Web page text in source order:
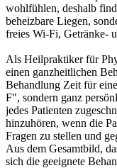
wohlfühlen, deshalb
beheizbare Liegen,
freies Wi-Fi, Getränke-
Als Heilpraktiker für
einen ganzheitlichen
Behandlung Zeit für
F", sondern ganz
jedes Patienten
hinzuhören, wenn die
Fragen zu stellen und
Aus dem Gesamtbild,
sich die geeignete